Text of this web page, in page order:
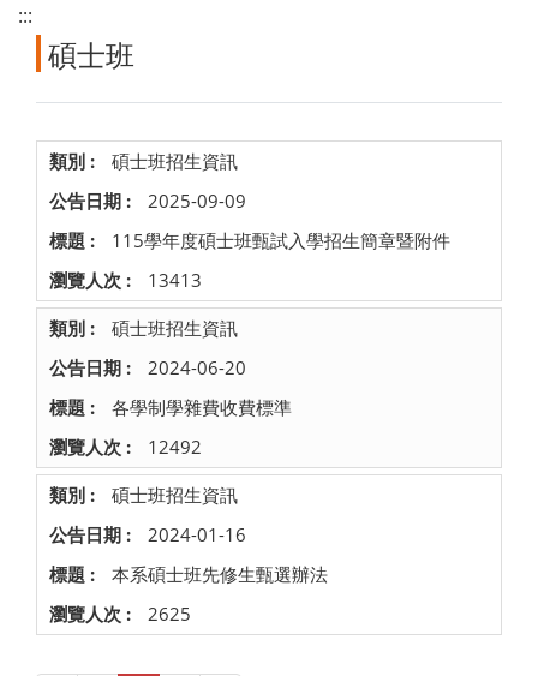
:::
碩士班
碩士班招生資訊
2025-09-09
115學年度碩士班甄試入學招生簡章暨附件
13413
碩士班招生資訊
2024-06-20
各學制學雜費收費標準
12492
碩士班招生資訊
2024-01-16
本系碩士班先修生甄選辦法
2625